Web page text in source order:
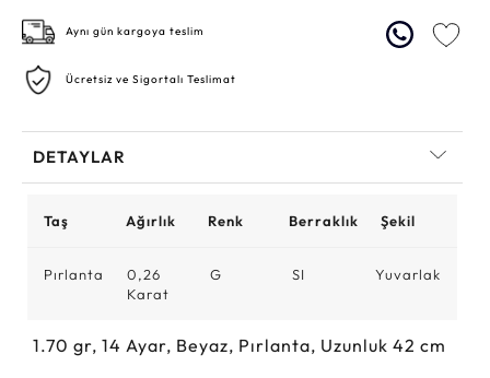
Aynı gün kargoya teslim
Ücretsiz ve Sigortalı Teslimat
DETAYLAR
Taş Ağırlık Renk Berraklık Şekil
Pırlanta
0,26
Karat
G SI Yuvarlak
1.70 gr, 14 Ayar, Beyaz, Pırlanta, Uzunluk 42 cm